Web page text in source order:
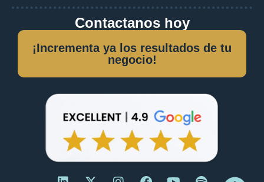
Contactanos hoy
¡Incrementa ya los resultados de tu
negocio!